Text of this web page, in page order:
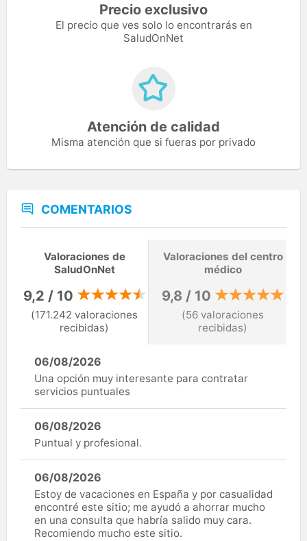
Precio exclusivo
El precio que ves solo lo encontrarás en
SaludOnNet
Atención de calidad
Misma atención que si fueras por privado
COMENTARIOS
Valoraciones de
SaludOnNet
9,2 / 10
(171.242 valoraciones
recibidas)
Valoraciones del centro
médico
9,8 / 10
(56 valoraciones
recibidas)
06/08/2026
Una opción muy interesante para contratar
servicios puntuales
06/08/2026
Puntual y profesional.
06/08/2026
Estoy de vacaciones en España y por casualidad
encontré este sitio; me ayudó a ahorrar mucho
en una consulta que habría salido muy cara.
Recomiendo mucho este sitio.